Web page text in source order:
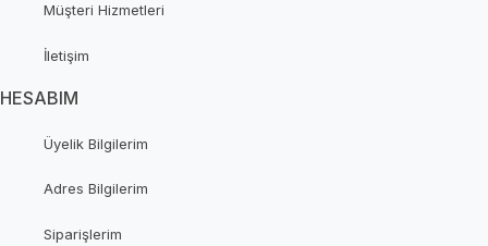
Müşteri Hizmetleri
İletişim
HESABIM
Üyelik Bilgilerim
Adres Bilgilerim
Siparişlerim